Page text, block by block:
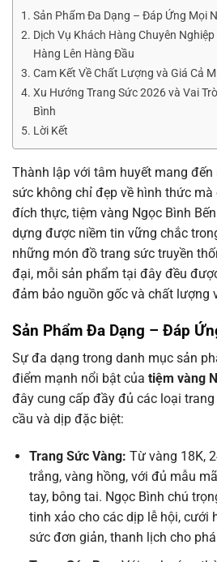
Sản Phẩm Đa Dạng – Đáp Ứng Mọi
Dịch Vụ Khách Hàng Chuyên
Hàng Lên Hàng Đầu
Cam Kết Về Chất Lượng và Giá Cả
Xu Hướng Trang Sức 2026 và Vai
Bình
Lời Kết
Thành lập với tâm huyết mang
sức không chỉ đẹp về hình thức
đích thực, tiệm vàng Ngọc Bình
dựng được niềm tin vững chắc
những món đồ trang sức truyền
đại, mỗi sản phẩm tại đây đều
đảm bảo nguồn gốc và chất lượng
Sản Phẩm Đa Dạng – Đáp
Sự đa dạng trong danh mục sản
điểm mạnh nổi bật của tiệm vàng
đây cung cấp đầy đủ các loại
cầu và dịp đặc biệt:
Trang Sức Vàng: Từ vàng 18K,
trắng, vàng hồng, với đủ mẫu
tay, bông tai. Ngọc Bình chú
tinh xảo cho các dịp lễ hội, cưới
sức đơn giản, thanh lịch cho